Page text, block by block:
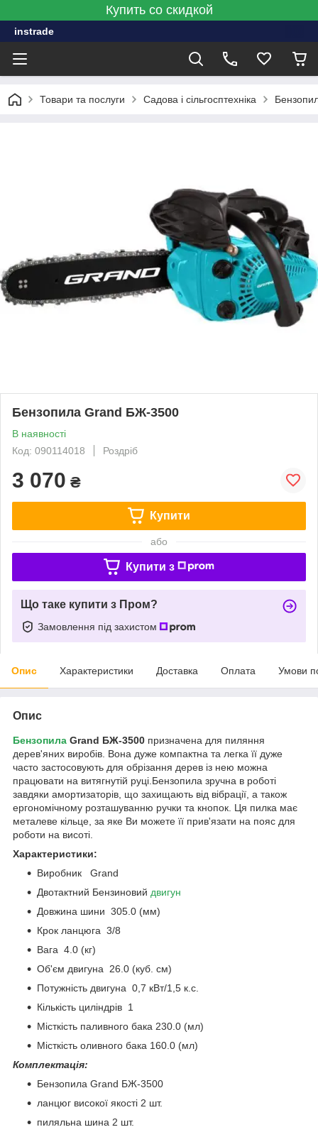
Купить со скидкой
instrade
Товари та послуги Садова і сільгосптехніка
Бензопила Grand БЖ-3500
В наявності
Код: 090114018
Роздріб
3 070 ₴
Купити
або
Купити з
Що таке купити з Пром?
Замовлення під захистом
Опис Характеристики Доставка Оплата Умови
Опис
Бензопила Grand БЖ-3500 призначена для пиляння
дерев'яних виробів. Вона дуже компактна та легка її дуже
часто застосовують для обрізання дерев із нею можна
працювати на витягнутій руці.Бензопила зручна в роботі
завдяки амортизаторів, що захищають від вібрації, а також
ергономічному розташуванню ручки та кнопок. Ця пилка має
металеве кільце, за яке Ви можете її прив'язати на пояс для
роботи на висоті.
Характеристики:
Виробник Grand
Двотактний Бензиновий двигун
Довжина шини 305.0 (мм)
Крок ланцюга 3/8
Вага 4.0 (кг)
Об'єм двигуна 26.0 (куб. см)
Потужність двигуна 0,7 кВт/1,5 к.с.
Кількість циліндрів 1
Місткість паливного бака 230.0 (мл)
Місткість оливного бака 160.0 (мл)
Комплектація:
Бензопила Grand БЖ-3500
ланцюг високої якості 2 шт.
пиляльна шина 2 шт.